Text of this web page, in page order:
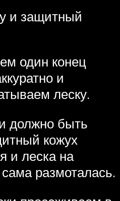
и защитный
один конец
и
леску.
должно быть
кожух
и леска на
размоталась.